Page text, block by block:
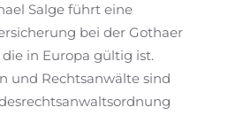
Salge führt eine
bei der Gothaer
die in Europa gültig ist.
und Rechtsanwälte sind